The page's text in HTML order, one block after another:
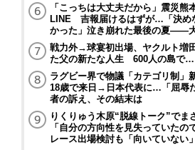
「こっちは大丈夫だから」震災熊
LINE 吉報届けるはずが…「決め
かった」泣き崩れた最後の夏――
戦力外→球宴初出場、ヤクルト増
た父の新たな人生 600人の島で…
ラグビー界で物議「カテゴリ制」
18歳で来日→日本代表に…「屈辱
者の訴え、その結末は
りくりゅう木原“脱線トーク”でま
「自分の方向性を見失っていた
レース出場検討も「向いていない」